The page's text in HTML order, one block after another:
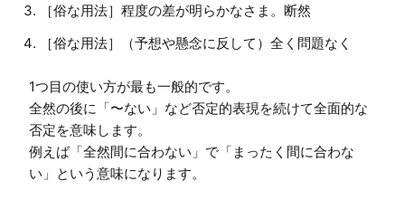
［俗な用法］程度の差が明らかなさま。断然
［俗な用法］（予想や懸念に反して）全く問題なく
1つ目の使い方が最も一般的です。
全然の後に「〜ない」など否定的表現を続けて全面的な
否定を意味します。
例えば「全然間に合わない」で「まったく間に合わな
い」という意味になります。